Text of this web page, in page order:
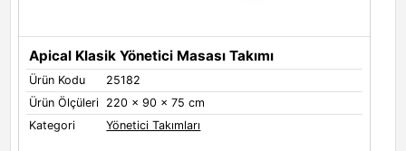
Apical Klasik Yönetici Masası Takımı
Ürün Kodu
25182
Ürün Ölçüleri 220 x 90 x 75 cm
Kategori
Yönetici Takımları